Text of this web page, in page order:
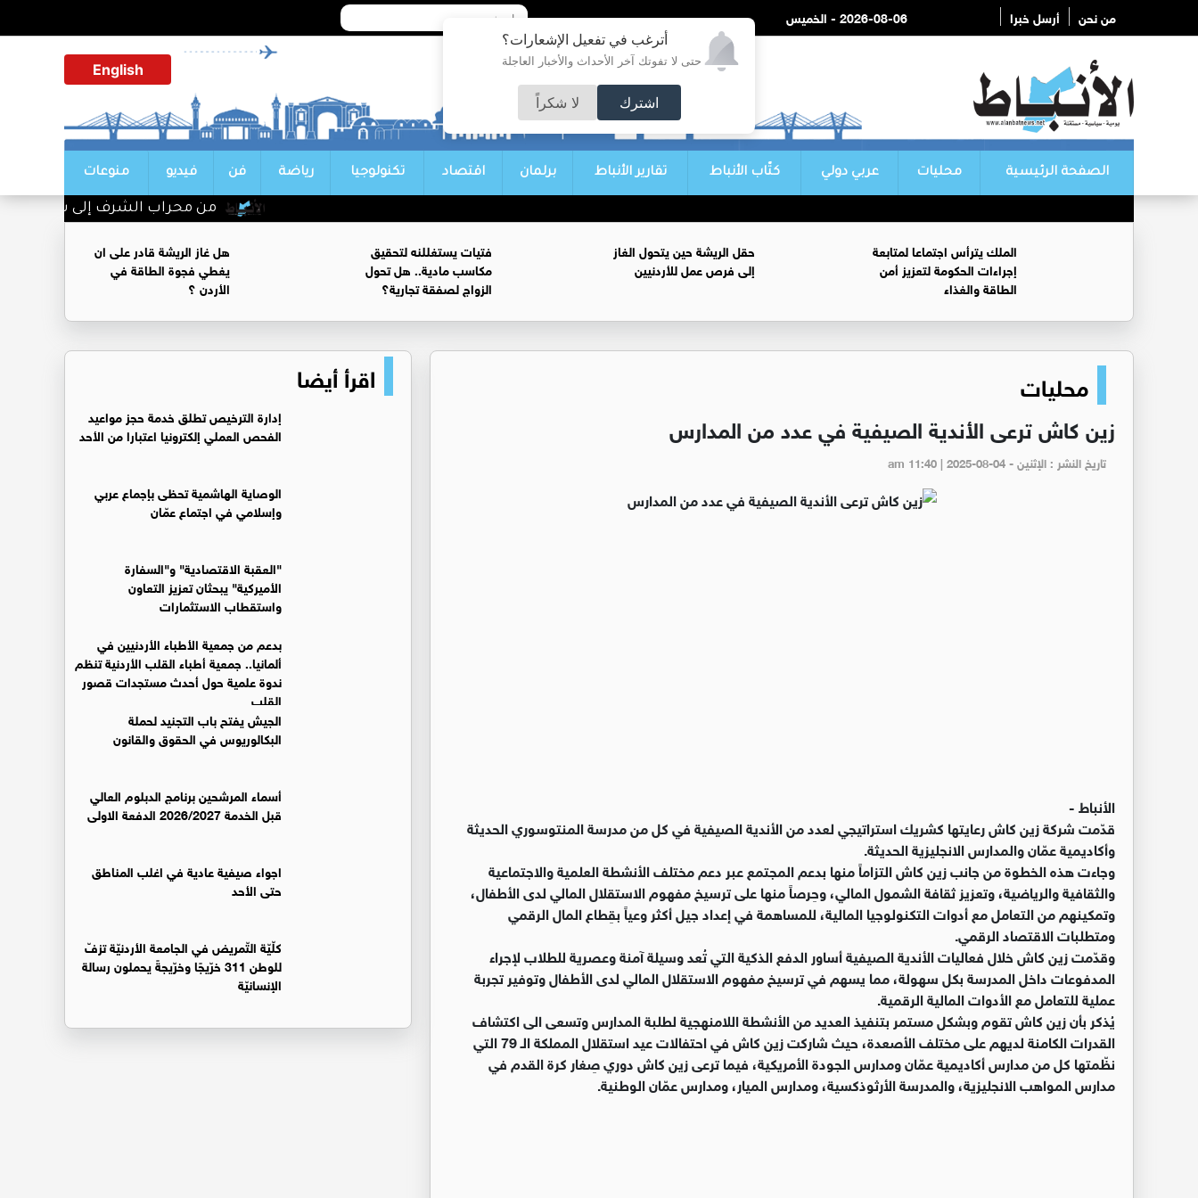
أترغب في تفعيل الإشعارات؟
حتى لا تفوتك آخر الأحداث والأخبار العاجلة
اشترك لا شكراً
من نحن أرسل خبرا 2026-08-06 - الخميس
English
الصفحة الرئيسية محليات عربي دولي كتّاب الأنباط تقارير الأنباط برلمان اقتصاد تكنولوجيا رياضة فن فيديو منوعات
من محراب الشرف إلى سدة القضاء..
الملك يترأس اجتماعا لمتابعة
إجراءات الحكومة لتعزيز أمن
الطاقة والغذاء
حقل الريشة حين يتحول الغاز
إلى فرص عمل للأردنيين
فتيات يستغللنه لتحقيق
مكاسب مادية.. هل تحول
الزواج لصفقة تجارية؟
هل غاز الريشة قادر على ان
يغطي فجوة الطاقة في
الأردن ؟
محليات
زين كاش ترعى الأندية الصيفية في عدد من المدارس
تاريخ النشر : الإثنين - am 11:40 | 2025-08-04
الأنباط -
قدّمت شركة زين كاش رعايتها كشريك استراتيجي لعدد من الأندية الصيفية في كل من مدرسة المنتوسوري الحديثة
وأكاديمية عمّان والمدارس الانجليزية الحديثة.
وجاءت هذه الخطوة من جانب زين كاش التزاماً منها بدعم المجتمع عبر دعم مختلف الأنشطة العلمية والاجتماعية
والثقافية والرياضية، وتعزيز ثقافة الشمول المالي، وحِرصاً منها على ترسيخ مفهوم الاستقلال المالي لدى الأطفال،
وتمكينهم من التعامل مع أدوات التكنولوجيا المالية، للمساهمة في إعداد جيل أكثر وعياً بقِطاع المال الرقمي
ومتطلبات الاقتصاد الرقمي.
وقدّمت زين كاش خلال فعاليات الأندية الصيفية أساور الدفع الذكية التي تُعد وسيلة آمنة وعصرية للطلاب لإجراء
المدفوعات داخل المدرسة بكل سهولة، مما يسهم في ترسيخ مفهوم الاستقلال المالي لدى الأطفال وتوفير تجربة
عملية للتعامل مع الأدوات المالية الرقمية.
يُذكر بأن زين كاش تقوم وبشكل مستمر بتنفيذ العديد من الأنشطة اللامنهجية لطلبة المدارس وتسعى الى اكتشاف
القدرات الكامنة لديهم على مختلف الأصعدة، حيث شاركت زين كاش في احتفالات عيد استقلال المملكة الـ 79 التي
نظّمتها كل من مدارس أكاديمية عمّان ومدارس الجودة الأمريكية، فيما ترعى زين كاش دوري صِغار كرة القدم في
مدارس المواهب الانجليزية، والمدرسة الأرثوذكسية، ومدارس الميار، ومدارس عمّان الوطنية.
اقرأ أيضا
إدارة الترخيص تطلق خدمة حجز مواعيد
الفحص العملي إلكترونيا اعتبارا من الأحد
الوصاية الهاشمية تحظى بإجماع عربي
وإسلامي في اجتماع عمّان
"العقبة الاقتصادية" و"السفارة
الأميركية" يبحثان تعزيز التعاون
واستقطاب الاستثمارات
بدعم من جمعية الأطباء الأردنيين في
ألمانيا.. جمعية أطباء القلب الأردنية تنظم
ندوة علمية حول أحدث مستجدات قصور
القلب
الجيش يفتح باب التجنيد لحملة
البكالوريوس في الحقوق والقانون
أسماء المرشحين برنامج الدبلوم العالي
قبل الخدمة 2026/2027 الدفعة الاولى
اجواء صيفية عادية في اغلب المناطق
حتى الأحد
كلّيّة التّمريض في الجامعة الأردنيّة تزفّ
للوطن 311 خرّيجًا وخرّيجةً يحملون رسالة
الإنسانيّة